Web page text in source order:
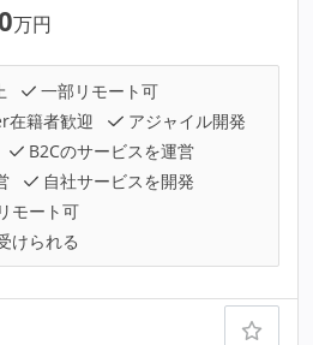
万円
一部リモート可
在籍者歓迎
アジャイル開発
B2Cのサービスを運営
自社サービスを開発
モート可
けられる